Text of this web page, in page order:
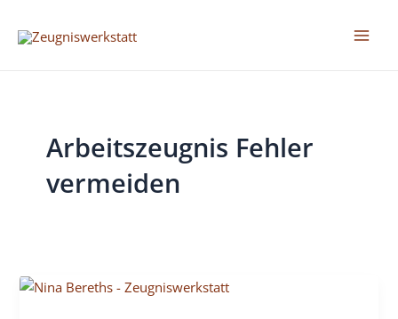
Inhalt
Arbeitszeugnis Fehler
vermeiden